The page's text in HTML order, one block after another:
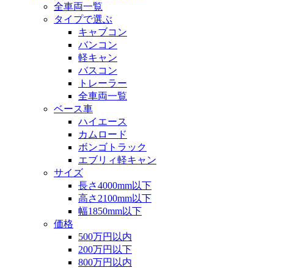
全車両一覧
タイプで選ぶ
キャブコン
バンコン
軽キャン
バスコン
トレーラー
全車両一覧
ベース車
ハイエース
カムロード
ボンゴトラック
エブリィ軽キャン
サイズ
長さ4000mm以下
高さ2100mm以下
幅1850mm以下
価格
500万円以内
200万円以下
800万円以内